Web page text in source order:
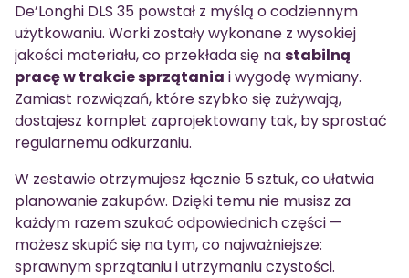
De’Longhi DLS 35 powstał z myślą o codziennym
użytkowaniu. Worki zostały wykonane z wysokiej
jakości materiału, co przekłada się nastabilną
pracę w trakcie sprzątania i wygodę wymiany.
Zamiast rozwiązań, które szybko się zużywają,
dostajesz komplet zaprojektowany tak, by sprostać
regularnemu odkurzaniu.
W zestawie otrzymujesz łącznie 5 sztuk, co ułatwia
planowanie zakupów. Dzięki temu nie musisz za
każdym razem szukać odpowiednich części —
możesz skupić się na tym, co najważniejsze:
sprawnym sprzątaniu i utrzymaniu czystości.